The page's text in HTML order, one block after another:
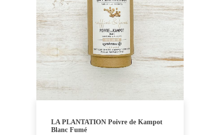
LA PLANTATION Poivre de Kampot
Blanc Fumé